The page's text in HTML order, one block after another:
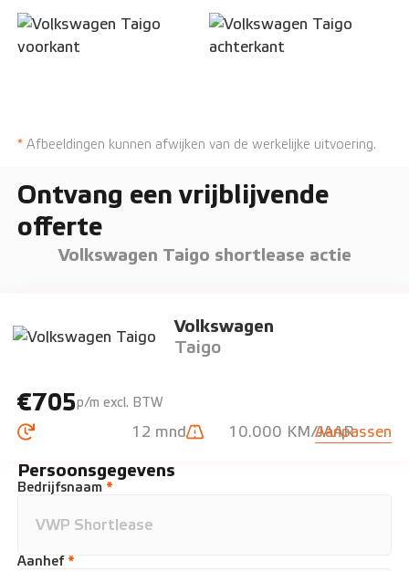
* Afbeeldingen kunnen afwijken van de werkelijke uitvoering.
Ontvang een vrijblijvende
offerte
Volkswagen Taigo shortlease actie
Volkswagen
Taigo
€705p/m excl. BTW
12 mnd 10.000 KM/JAARAanpassen
Persoonsgegevens
Bedrijfsnaam *
Aanhef *